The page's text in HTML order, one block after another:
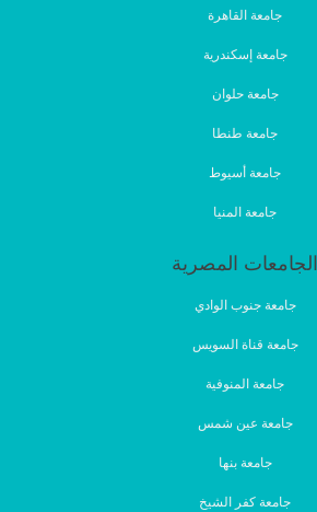
جامعة القاهرة
جامعة إسكندرية
جامعة حلوان
جامعة طنطا
جامعة أسيوط
جامعة المنيا
الجامعات المصرية
جامعة جنوب الوادي
جامعة قناة السويس
جامعة المنوفية
جامعة عين شمس
جامعة بنها
جامعة كفر الشيخ